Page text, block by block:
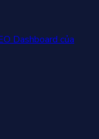
Dashboard của